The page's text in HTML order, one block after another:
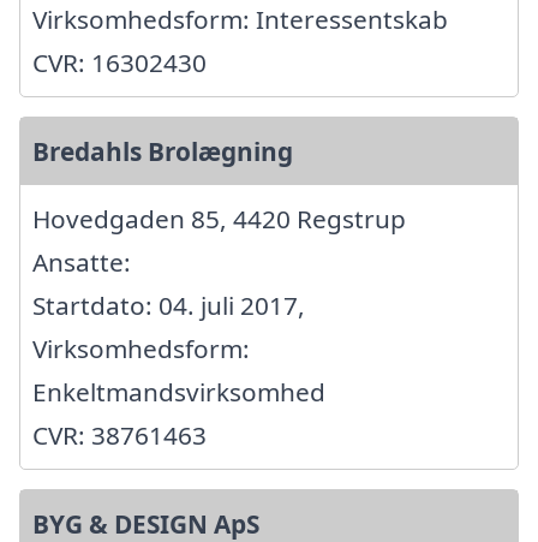
Virksomhedsform: Interessentskab
CVR: 16302430
Bredahls Brolægning
Hovedgaden 85, 4420 Regstrup
Ansatte:
Startdato: 04. juli 2017,
Virksomhedsform:
Enkeltmandsvirksomhed
CVR: 38761463
BYG & DESIGN ApS